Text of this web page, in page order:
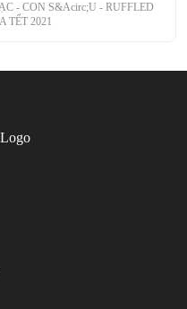
- CON S&Acirc;U - RUFFLED
TẾT 2021